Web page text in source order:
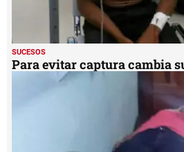
SUCESOS
Para evitar captura cambia